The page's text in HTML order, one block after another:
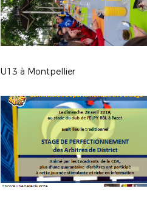
U13 à Montpellier